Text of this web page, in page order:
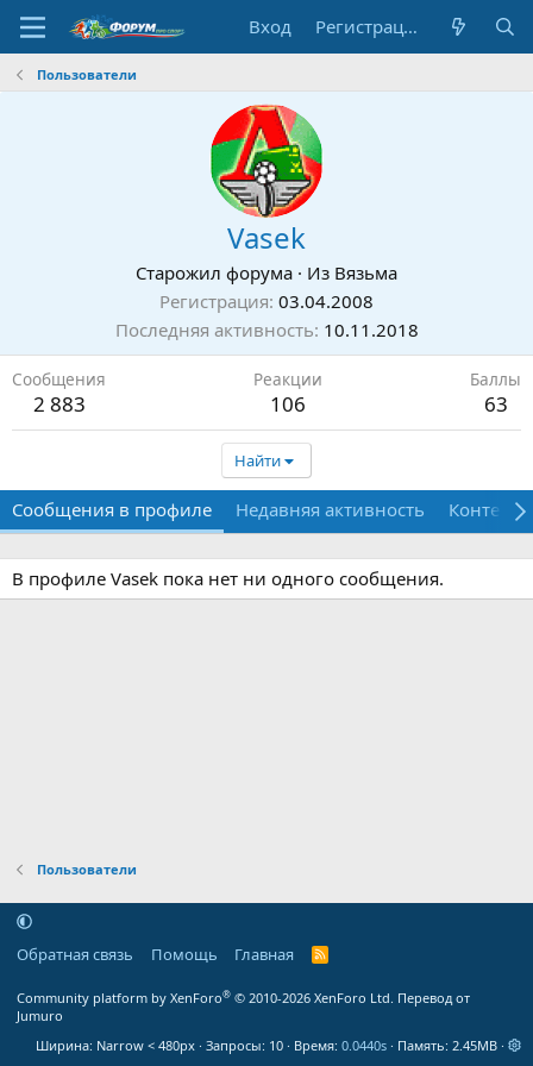
Вход Регистрация
Пользователи
Vasek
Старожил форума · Из Вязьма
Регистрация 03.04.2008
Последняя активность 10.11.2018
Сообщения
2 883
Реакции
106
Баллы
63
Найти
Сообщения в профиле Недавняя активность Контент
В профиле Vasek пока нет ни одного сообщения.
Пользователи
Обратная связь Помощь Главная
R
Community platform by XenForo® © 2010-2026 XenForo Ltd. Перевод от
Jumuro
Ширина
Запросы 10 Время 0.0440s Память 2.45MB